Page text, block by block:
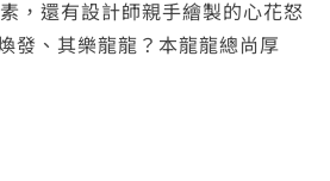
，還有設計師親手繪製的心花怒
發、其樂龍龍？本龍龍總尚厚